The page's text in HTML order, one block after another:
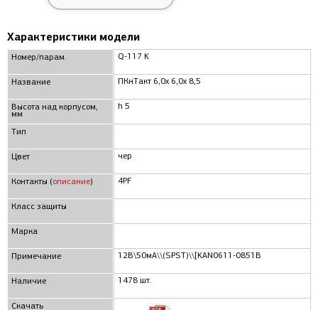
Характеристики модели
Номер/парам.
Название
Высота над корпусом,
мм
Тип
Цвет
Контакты (описание)
Класс защиты
Марка
Примечание
Наличие
Скачать
Q-117 K
ПКнТакт 6,0x 6,0x 8,5
h 5
чер
4PF
12В\50мА\\(SPST)\\[KAN0611-0851B
1478 шт.